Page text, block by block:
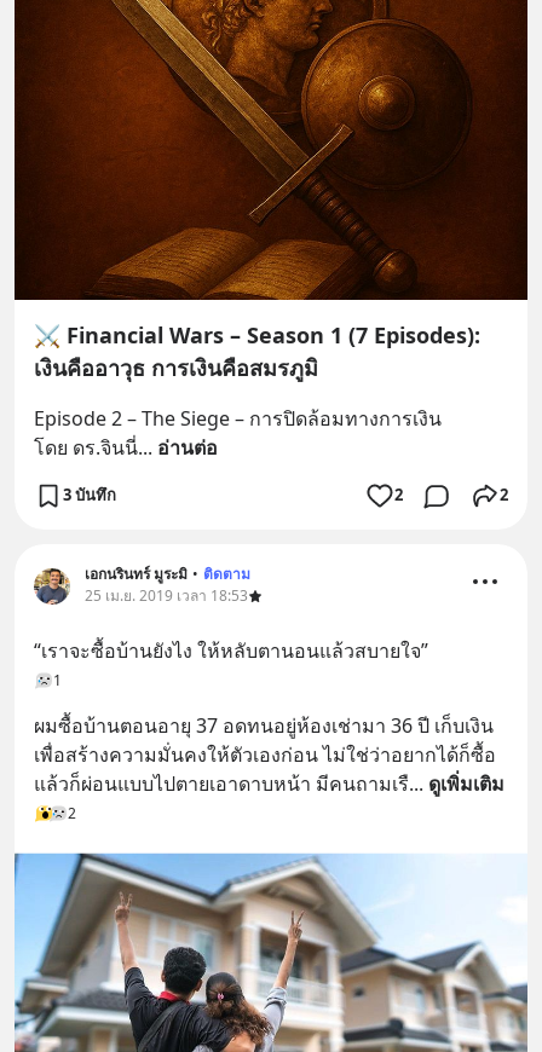
⚔️ Financial Wars – Season 1 (7 Episodes):
เงินคืออาวุธ การเงินคือสมรภูมิ
Episode 2 – The Siege – การปิดล้อมทางการเงิน
โดย ดร.จินนี่... อ่านต่อ
3 บันทึก 2 2
เอกนรินทร์ มูระมิ • ติดตาม
25 เม.ย. 2019 เวลา 18:53
“เราจะซื้อบ้านยังไง ให้หลับตานอนแล้วสบายใจ”
1
ผมซื้อบ้านตอนอายุ 37 อดทนอยู่ห้องเช่ามา 36 ปี เก็บเงิน
เพื่อสร้างความมั่นคงให้ตัวเองก่อน ไม่ใช่ว่าอยากได้ก็ซื้อ
แล้วก็ผ่อนแบบไปตายเอาดาบหน้า มีคนถามเรื... ดูเพิ่มเติม
2